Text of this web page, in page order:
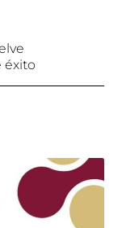
éxito